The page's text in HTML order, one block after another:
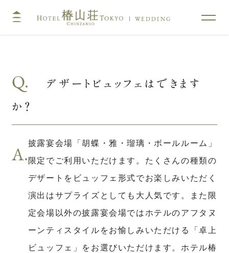
WEDDING
挙式
キリスト教式・人前式
神社挙式
披露宴
小披露宴会場
料亭ウエディング
フォトガイドツアー 料理
ドレス・和装 プラン
ウエディングレポート ブライダルフェア
Q.
デザートビュッフェはできます
か？
A.披露宴会場「胡蝶・雅・瑠璃・ボールルーム」
限定でご利用いただけます。たくさんの種類の
デザートをビュッフェ形式でお楽しみいただく
演出はサプライズとしても大人気です。また限
定会場以外の披露宴会場ではホテルのアフタヌ
ーンティスタイルをお愉しみいただける「卓上
ビュッフェ」をお選びいただけます。ホテル椿